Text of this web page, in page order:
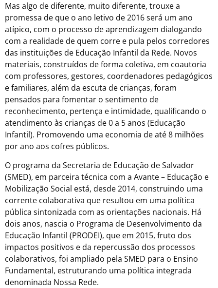
Mas algo de diferente, muito diferente, trouxe a
promessa de que o ano letivo de 2016 será um ano
atípico, com o processo de aprendizagem dialogando
com a realidade de quem corre e pula pelos corredores
das instituições de Educação Infantil da Rede. Novos
materiais, construídos de forma coletiva, em coautoria
com professores, gestores, coordenadores pedagógicos
e familiares, além da escuta de crianças, foram
pensados para fomentar o sentimento de
reconhecimento, pertença e intimidade, qualificando o
atendimento às crianças de 0 a 5 anos (Educação
Infantil). Promovendo uma economia de até 8 milhões
por ano aos cofres públicos.
O programa da Secretaria de Educação de Salvador
(SMED), em parceira técnica com a Avante – Educação e
Mobilização Social está, desde 2014, construindo uma
corrente colaborativa que resultou em uma política
pública sintonizada com as orientações nacionais. Há
dois anos, nascia o Programa de Desenvolvimento da
Educação Infantil (PRODEI), que em 2015, fruto dos
impactos positivos e da repercussão dos processos
colaborativos, foi ampliado pela SMED para o Ensino
Fundamental, estruturando uma política integrada
denominada Nossa Rede.